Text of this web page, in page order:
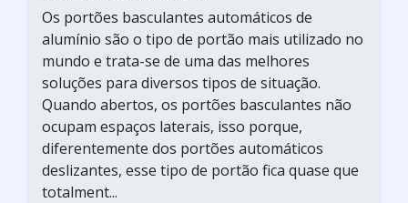
Os portões basculantes automáticos de
alumínio são o tipo de portão mais utilizado no
mundo e trata-se de uma das melhores
soluções para diversos tipos de situação.
Quando abertos, os portões basculantes não
ocupam espaços laterais, isso porque,
diferentemente dos portões automáticos
deslizantes, esse tipo de portão fica quase que
totalment...